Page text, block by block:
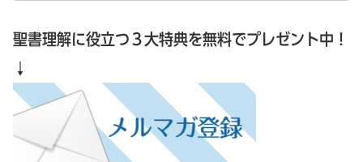
聖書理解に役立つ３大特典を無料でプレゼント中！
↓